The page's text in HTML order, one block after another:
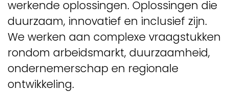
werkende oplossingen. Oplossingen die
duurzaam, innovatief en inclusief zijn.
We werken aan complexe vraagstukken
rondom arbeidsmarkt, duurzaamheid,
ondernemerschap en regionale
ontwikkeling.